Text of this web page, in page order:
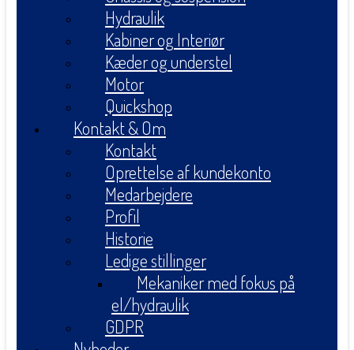
Hydraulik
Kabiner og Interiør
Kæder og understel
Motor
Quickshop
Kontakt & Om
Kontakt
Oprettelse af kundekonto
Medarbejdere
Profil
Historie
Ledige stillinger
Mekaniker med fokus på
el/hydraulik
GDPR